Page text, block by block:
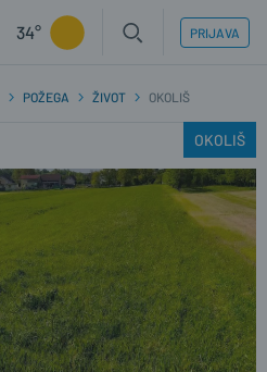
34° PRIJAVA
POŽEGA ŽIVOT OKOLIŠ
OKOLIŠ